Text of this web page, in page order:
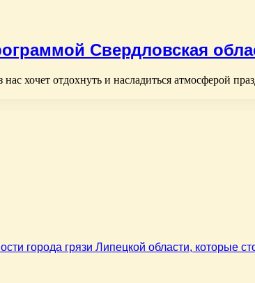
Свердловская
хочет отдохнуть и насладиться атмосферой
города грязи Липецкой области, которые